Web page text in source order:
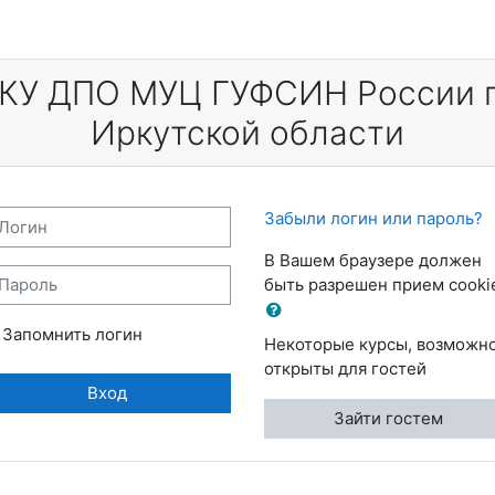
ДПО МУЦ ГУФСИН России
Иркутской области
Запомнить логин
Вход
Забыли логин или пароль?
В Вашем браузере должен
быть разрешен прием
Некоторые курсы,
открыты для гостей
Зайти гостем